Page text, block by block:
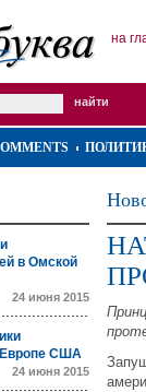
на
в Омской
24 июня 2015
Европе США
24 июня 2015